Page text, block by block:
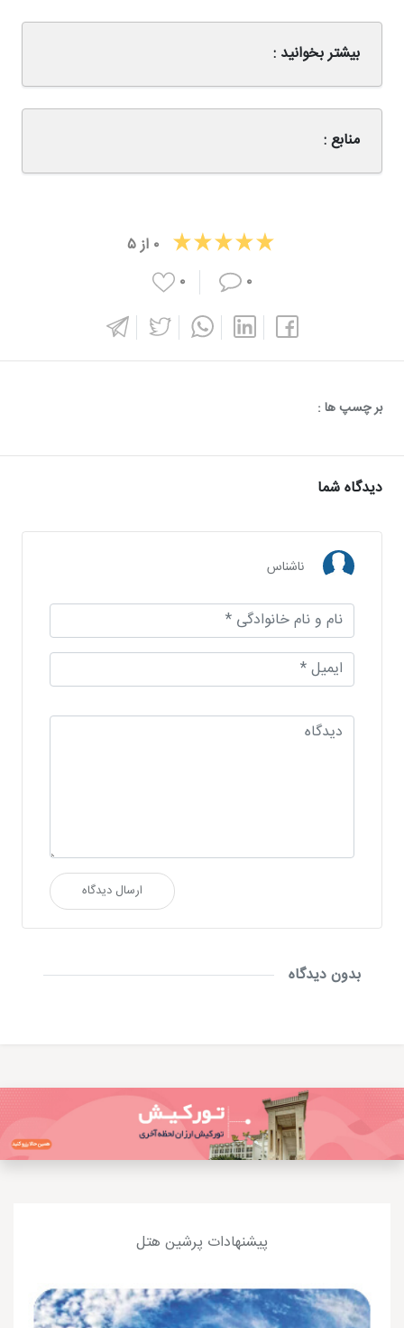
بیشتر بخوانید :
منابع :
۰ از۵
۰
۰
بر چسپ ها :
دیدگاه شما
ناشناس
ارسال دیدگاه
بدون دیدگاه
پیشنهادات پرشین هتل